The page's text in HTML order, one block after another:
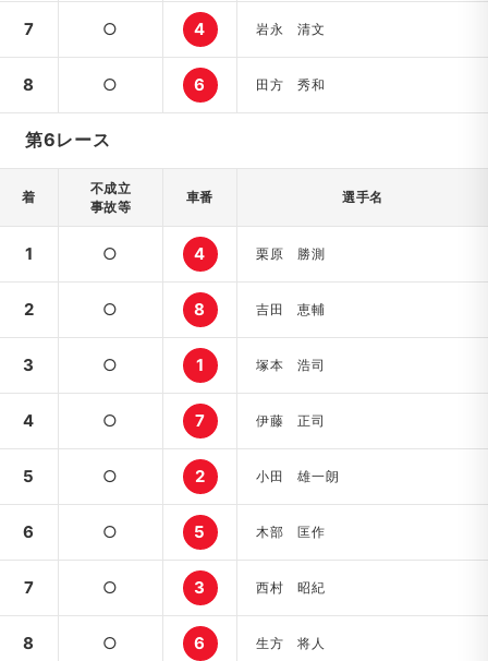
7 ○ 4 岩永 清文
8 ○ 6 田方 秀和
第6レース
着
不成立
事故等
車番 選手名
1 ○ 4 栗原 勝測
2 ○ 8 吉田 恵輔
3 ○ 1 塚本 浩司
4 ○ 7 伊藤 正司
5 ○ 2 小田 雄一朗
6 ○ 5 木部 匡作
7 ○ 3 西村 昭紀
8 ○ 6 生方 将人